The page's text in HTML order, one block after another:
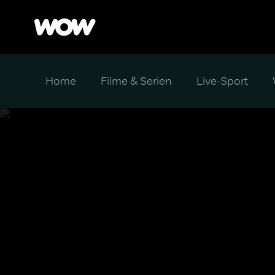
Home Filme & Serien Live-Sport